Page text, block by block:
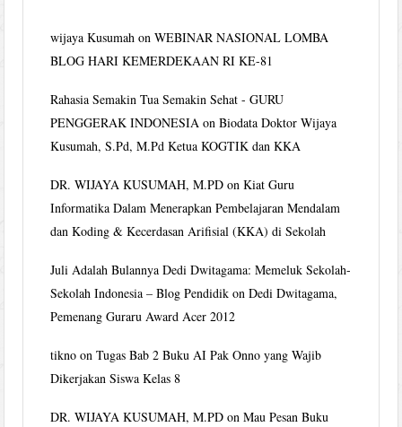
wijaya Kusumah onWEBINAR NASIONAL LOMBA
BLOG HARI KEMERDEKAAN RI KE-81
Rahasia Semakin Tua Semakin Sehat - GURU
PENGGERAK INDONESIA onBiodata Doktor Wijaya
Kusumah, S.Pd, M.Pd Ketua KOGTIK dan KKA
DR. WIJAYA KUSUMAH, M.PD onKiat Guru
Informatika Dalam Menerapkan Pembelajaran Mendalam
dan Koding & Kecerdasan Arifisial (KKA) di Sekolah
Juli Adalah Bulannya Dedi Dwitagama: Memeluk Sekolah-
Sekolah Indonesia – Blog Pendidik onDedi Dwitagama,
Pemenang Guraru Award Acer 2012
tikno onTugas Bab 2 Buku AI Pak Onno yang Wajib
Dikerjakan Siswa Kelas 8
DR. WIJAYA KUSUMAH, M.PD onMau Pesan Buku